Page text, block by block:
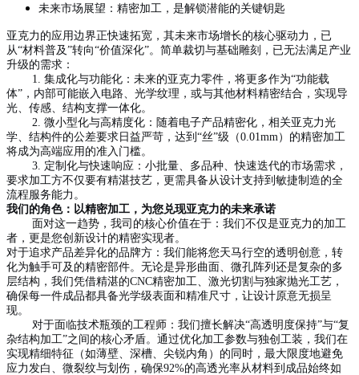
未来市场展望：精密加工，是解锁潜能的关键钥匙
亚克力的应用边界正快速拓宽，其未来市场增长的核心驱动力，已
从“材料普及”转向“价值深化”。简单裁切与基础雕刻，已无法满足产业
升级的需求：
1. 集成化与功能化：未来的亚克力零件，将更多作为“功能载
体”，内部可能嵌入电路、光学纹理，或与其他材料精密结合，实现导
光、传感、结构支撑一体化。
2. 微小型化与高精度化：随着电子产品精密化，相关亚克力光
学、结构件的公差要求日益严苛，达到“丝”级（0.01mm）的精密加工
将成为高端应用的准入门槛。
3. 定制化与快速响应：小批量、多品种、快速迭代的市场需求，
要求加工方不仅要有精湛技艺，更需具备从设计支持到敏捷制造的全
流程服务能力。
我们的角色：以精密加工，为您兑现亚克力的未来承诺
面对这一趋势，我司的核心价值在于：我们不仅是亚克力的加工
者，更是您创新设计的精密实现者。
对于追求产品差异化的品牌方：我们能将您天马行空的透明创意，转
化为触手可及的精密部件。无论是异形曲面、微孔阵列还是复杂的多
层结构，我们凭借精湛的CNC精密加工、激光切割与独家抛光工艺，
确保每一件成品都具备光学级表面和精准尺寸，让设计原意无损呈
现。
对于面临技术瓶颈的工程师：我们擅长解决“高透明度保持”与“复
杂结构加工”之间的核心矛盾。通过优化加工参数与独创工装，我们在
实现精细特征（如薄壁、深槽、尖锐内角）的同时，最大限度地避免
应力发白、微裂纹与划伤，确保92%的高透光率从材料到成品始终如